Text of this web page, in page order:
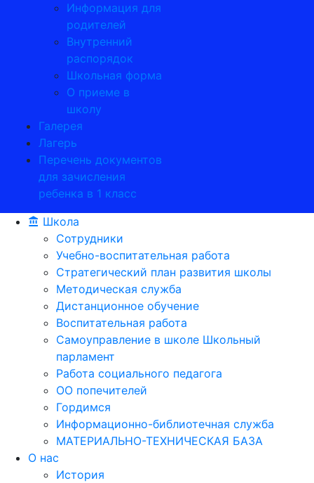
Информация для
родителей
Внутренний
распорядок
Школьная форма
О приеме в
школу
Галерея
Лагерь
Перечень документов
для зачисления
ребенка в 1 класс
Школа
Сотрудники
Учебно-воспитательная работа
Стратегический план развития школы
Методическая служба
Дистанционное обучение
Воспитательная работа
Самоуправление в школе Школьный
парламент
Работа социального педагога
ОО попечителей
Гордимся
Информационно-библиотечная служба
МАТЕРИАЛЬНО-ТЕХНИЧЕСКАЯ БАЗА
О нас
История